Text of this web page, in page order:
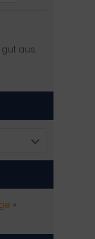
aus.
»